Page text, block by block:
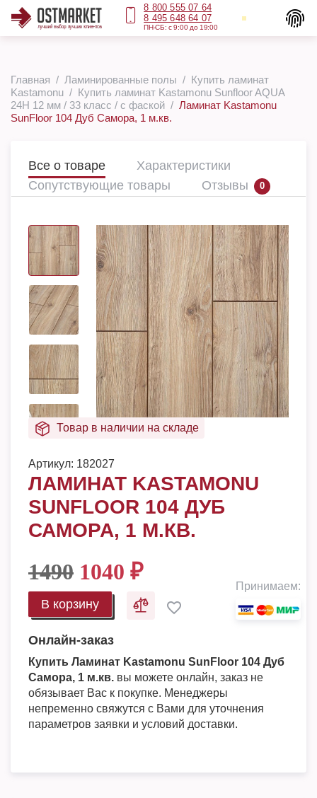
8 800 555 07 64
8 495 648 64 07
ПН-СБ: с 9:00 до 19:00
Главная Ламинированные полы
Купить ламинат
Kastamonu
Купить ламинат Kastamonu Sunfloor AQUA
24H 12 мм / 33 класс / с фаской
Ламинат Kastamonu
SunFloor 104 Дуб Самора, 1 м.кв.
Все о товаре
Характеристики
Сопутствующие товары
Отзывы 0
Товар в наличии на складе
Артикул: 182027
ЛАМИНАТ KASTAMONU
SUNFLOOR 104 ДУБ
САМОРА, 1 М.КВ.
1490 1040 ₽
В корзину
Принимаем:
Онлайн-заказ
Купить Ламинат Kastamonu SunFloor 104 Дуб
Самора, 1 м.кв. вы можете онлайн, заказ не
обязывает Вас к покупке. Менеджеры
непременно свяжутся с Вами для уточнения
параметров заявки и условий доставки.